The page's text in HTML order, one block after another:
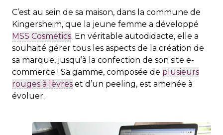
C’est au sein de sa maison, dans la commune de
Kingersheim, que la jeune femme a développé
MSS Cosmetics. En véritable autodidacte, elle a
souhaité gérer tous les aspects de la création de
sa marque, jusqu’à la confection de son site e-
commerce ! Sa gamme, composée de plusieurs
rouges à lèvres et d’un peeling, est amenée à
évoluer.